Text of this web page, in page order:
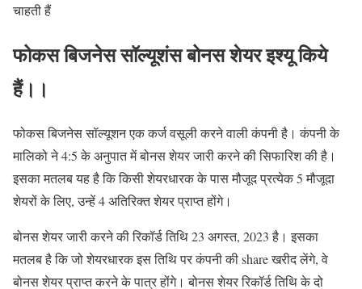
चाहती हैं
फोकस बिजनेस सॉल्यूशंस बोनस शेयर इश्यू किये
हैं।।
फोकस बिजनेस सॉल्यूशन एक कर्ज वसूली करने वाली कंपनी है। कंपनी के
मालिको ने 4:5 के अनुपात में बोनस शेयर जारी करने की सिफारिश की है।
इसका मतलब यह है कि किसी शेयरधारक के पास मौजूद प्रत्येक 5 मौजूदा
शेयरों के लिए, उन्हें 4 अतिरिक्त शेयर प्राप्त होंगे।
बोनस शेयर जारी करने की रिकॉर्ड तिथि 23 अगस्त, 2023 है। इसका
मतलब है कि जो शेयरधारक इस तिथि पर कंपनी की share खरीद लेंगे, वे
बोनस शेयर प्राप्त करने के पात्र होंगे। बोनस शेयर रिकॉर्ड तिथि के दो